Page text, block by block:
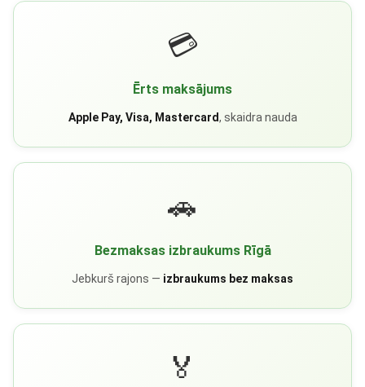
💳
Ērts maksājums
Apple Pay, Visa, Mastercard, skaidra nauda
🚗
Bezmaksas izbraukums Rīgā
Jebkurš rajons — izbraukums bez maksas
🏅